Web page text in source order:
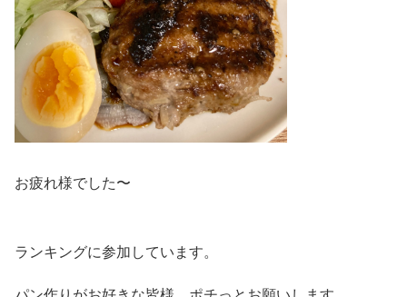
お疲れ様でした〜
ランキングに参加しています。